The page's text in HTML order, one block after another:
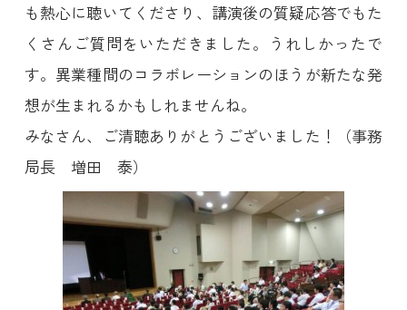
も熱心に聴いてくださり、講演後の質疑応答でもた
くさんご質問をいただきました。うれしかったで
す。異業種間のコラボレーションのほうが新たな発
想が生まれるかもしれませんね。
みなさん、ご清聴ありがとうございました！（事務
局長 増田 泰）